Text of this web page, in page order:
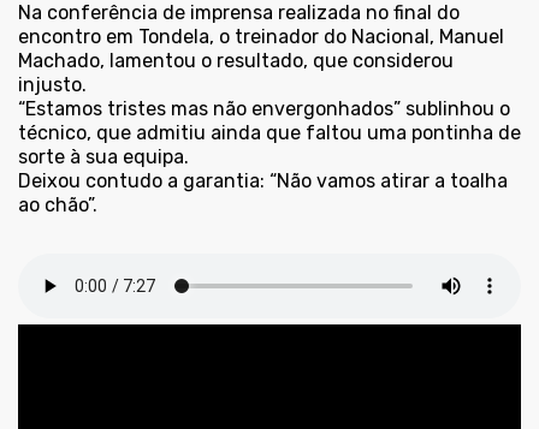
Na conferência de imprensa realizada no final do
encontro em Tondela, o treinador do Nacional, Manuel
Machado, lamentou o resultado, que considerou
injusto.
“Estamos tristes mas não envergonhados” sublinhou o
técnico, que admitiu ainda que faltou uma pontinha de
sorte à sua equipa.
Deixou contudo a garantia: “Não vamos atirar a toalha
ao chão”.